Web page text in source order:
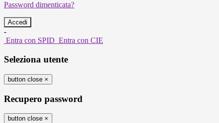
Password dimenticata?
-
Entra con SPID Entra con CIE
Seleziona utente
button close ×
Recupero password
button close ×